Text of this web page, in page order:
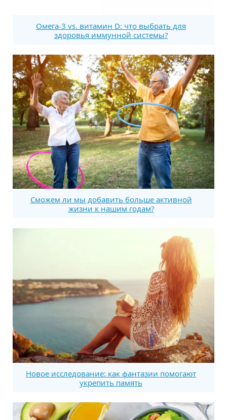
Омега-3 vs. витамин D: что выбрать для
здоровья иммунной системы?
Сможем ли мы добавить больше активной
жизни к нашим годам?
Новое исследование: как фантазии помогают
укрепить память